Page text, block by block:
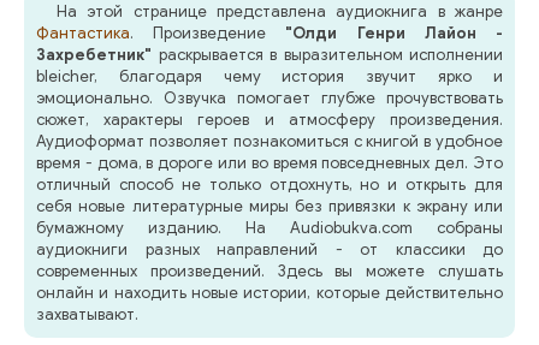
На этой странице представлена аудиокнига в жанре
Фантастика. Произведение "Олди Генри Лайон -
Захребетник" раскрывается в выразительном исполнении
bleicher, благодаря чему история звучит ярко и
эмоционально. Озвучка помогает глубже прочувствовать
сюжет, характеры героев и атмосферу произведения.
Аудиоформат позволяет познакомиться с книгой в удобное
время - дома, в дороге или во время повседневных дел. Это
отличный способ не только отдохнуть, но и открыть для
себя новые литературные миры без привязки к экрану или
бумажному изданию. На Audiobukva.com собраны
аудиокниги разных направлений - от классики до
современных произведений. Здесь вы можете слушать
онлайн и находить новые истории, которые действительно
захватывают.